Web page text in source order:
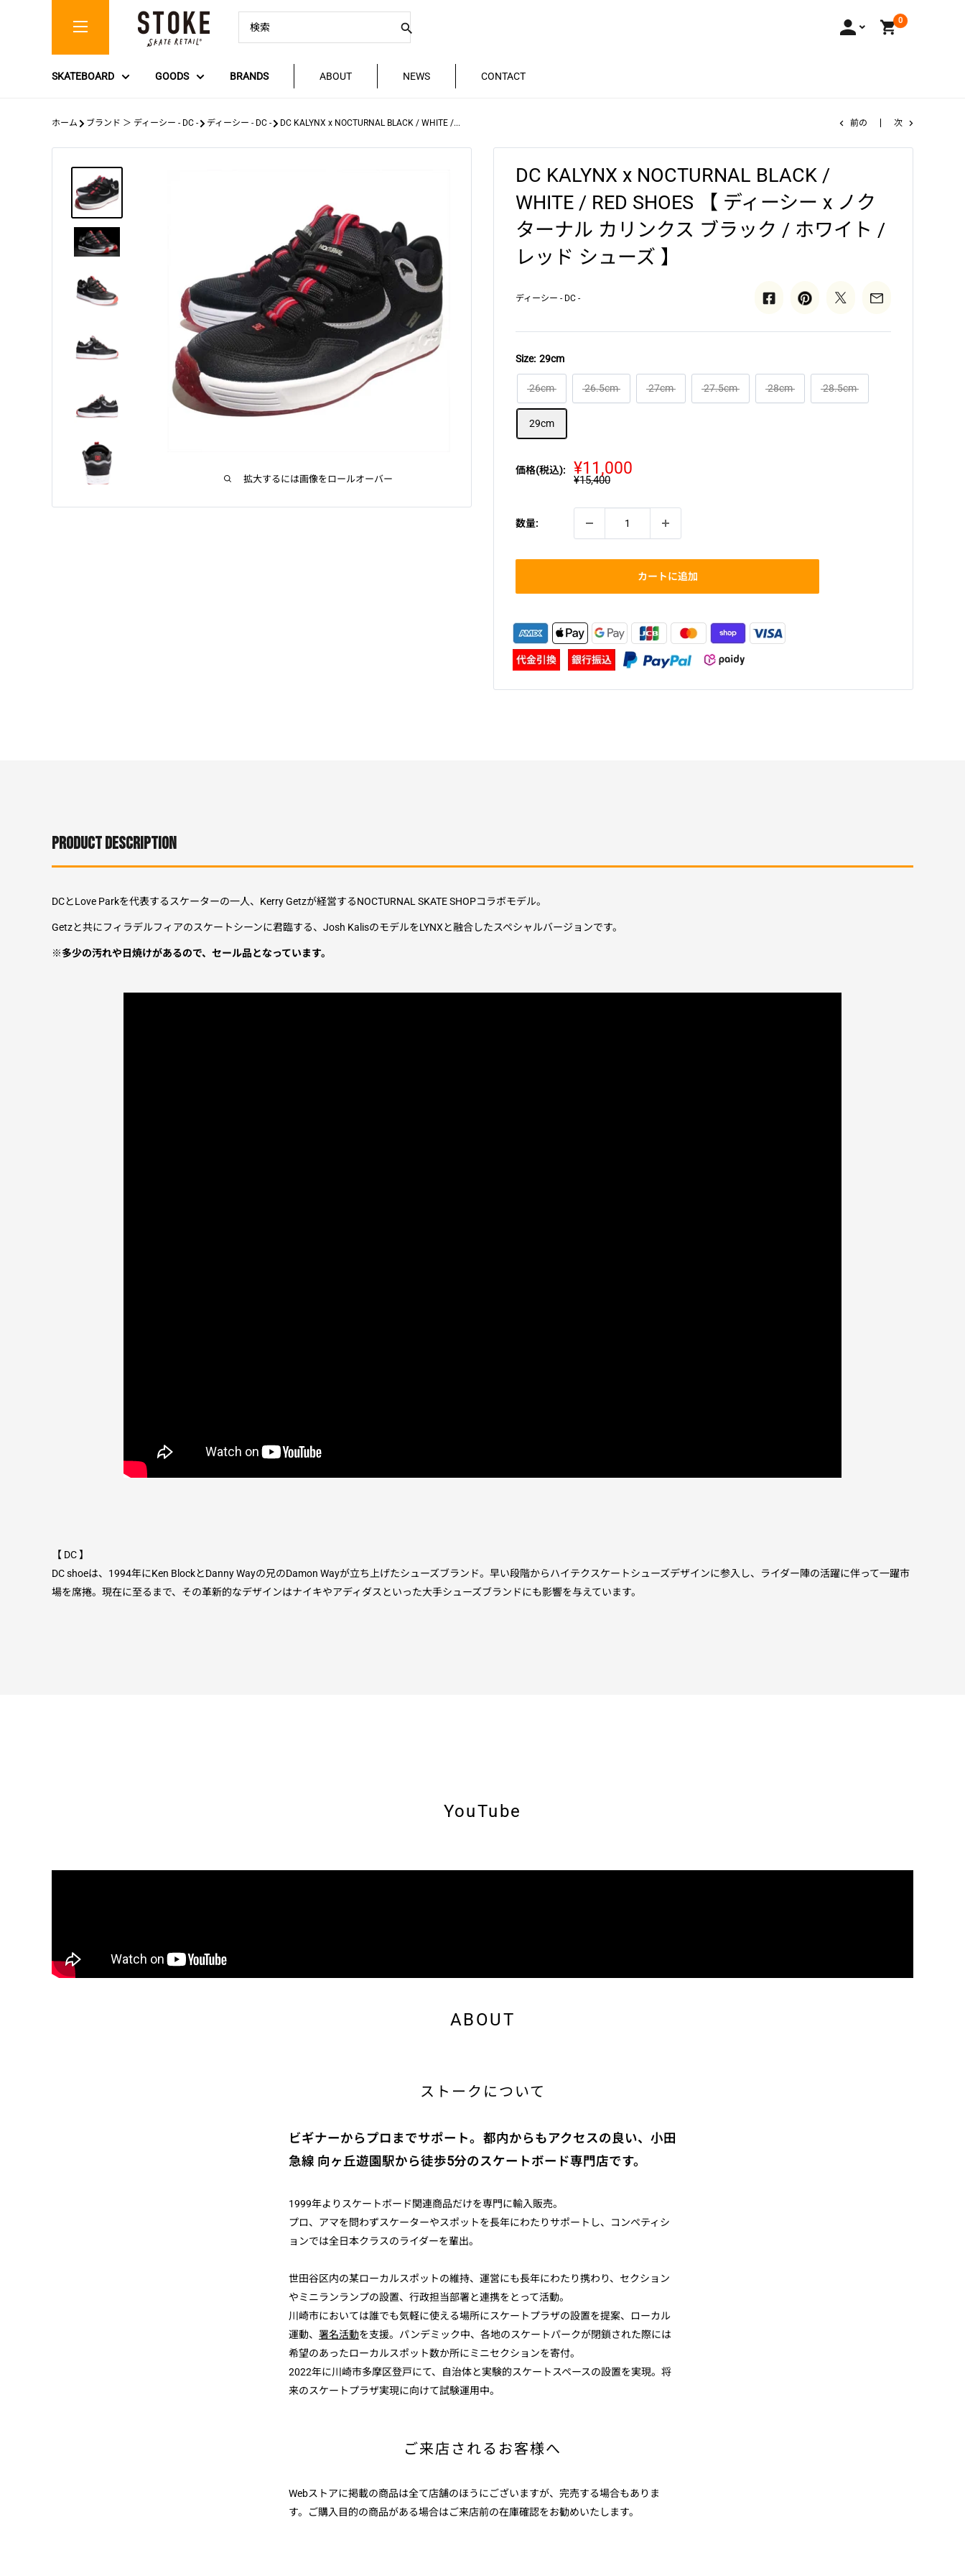
Stoke
Skate
0
SKATEBOARD GOODS BRANDS ABOUT NEWS CONTACT
ホーム ブランド ＞ ディーシー - DC - ディーシー - DC - DC KALYNX x NOCTURNAL BLACK / WHITE /... 前の 次
拡大するには画像をロールオーバー
DC KALYNX x NOCTURNAL BLACK /
WHITE / RED SHOES 【 ディーシー x ノク
ターナル カリンクス ブラック / ホワイト /
レッド シューズ 】
ディーシー - DC -
Size: 29cm
26cm 26.5cm 27cm 27.5cm 28cm 28.5cm
29cm
価格(税込):
販
売
¥11,000
通
格
¥15,400
数量:
カートに追加
PRODUCT DESCRIPTION
DCとLove Parkを代表するスケーターの一人、Kerry Getzが経営するNOCTURNAL SKATE SHOPコラボモデル。
Getzと共にフィラデルフィアのスケートシーンに君臨する、Josh KalisのモデルをLYNXと融合したスペシャルバージョンです。
※多少の汚れや日焼けがあるので、セール品となっています。
【 DC 】
DC shoeは、1994年にKen BlockとDanny Wayの兄のDamon Wayが立ち上げたシューズブランド。早い段階からハイテクスケートシューズデザインに参入し、ライダー陣の活躍に伴って一躍市
場を席捲。現在に至るまで、その革新的なデザインはナイキやアディダスといった大手シューズブランドにも影響を与えています。
YouTube
ABOUT
ストークについて
ビギナーからプロまでサポート。都内からもアクセスの良い、小田
急線 向ヶ丘遊園駅から徒歩5分のスケートボード専門店です。
1999年よりスケートボード関連商品だけを専門に輸入販売。
プロ、アマを問わずスケーターやスポットを長年にわたりサポートし、コンペティシ
ョンでは全日本クラスのライダーを輩出。
世田谷区内の某ローカルスポットの維持、運営にも長年にわたり携わり、セクション
やミニランランプの設置、行政担当部署と連携をとって活動。
川崎市においては誰でも気軽に使える場所にスケートプラザの設置を提案、ローカル
運動、 署名活動を支援。パンデミック中、各地のスケートパークが閉鎖された際には
希望のあったローカルスポット数か所にミニセクションを寄付。
2022年に川崎市多摩区登戸にて、自治体と実験的スケートスペースの設置を実現。将
来のスケートプラザ実現に向けて試験運用中。
ご来店されるお客様へ
Webストアに掲載の商品は全て店舗のほうにございますが、完売する場合もありま
す。ご購入目的の商品がある場合はご来店前の在庫確認をお勧めいたします。